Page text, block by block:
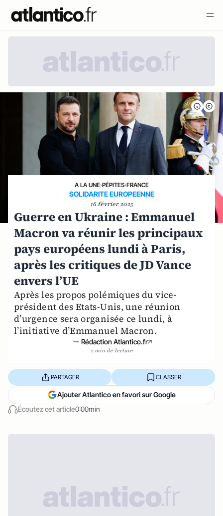
A LA UNE›PÉPITES›FRANCE
SOLIDARITE EUROPEENNE
16 février 2025
Guerre en Ukraine : Emmanuel
Macron va réunir les principaux
pays européens lundi à Paris,
après les critiques de JD Vance
envers l’UE
Après les propos polémiques du vice-
président des Etats-Unis, une réunion
d’urgence sera organisée ce lundi, à
l’initiative d’Emmanuel Macron.
Rédaction Atlantico.fr
2 min de lecture
Écoutez cet article0:00min
PARTAGER CLASSER
Ajouter Atlantico en favori sur Google